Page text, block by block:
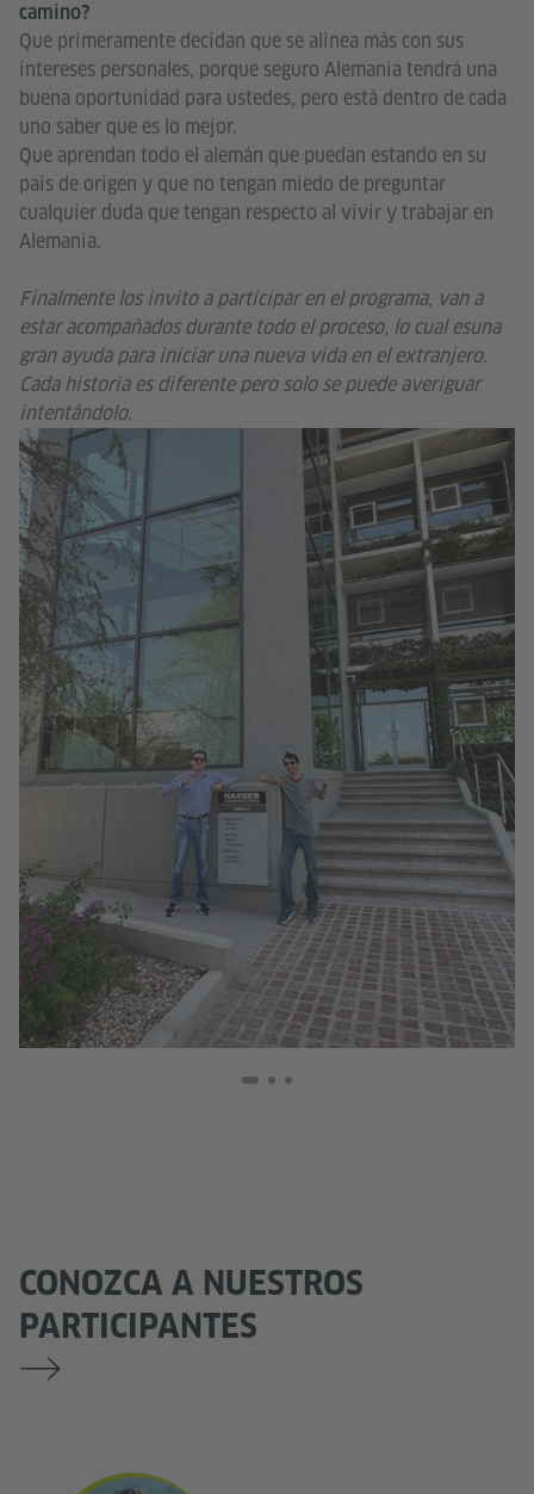
camino?
Que primeramente decidan que se alinea más con sus
intereses personales, porque seguro Alemania tendrá una
buena oportunidad para ustedes, pero está dentro de cada
uno saber que es lo mejor.
Que aprendan todo el alemán que puedan estando en su
país de origen y que no tengan miedo de preguntar
cualquier duda que tengan respecto al vivir y trabajar en
Alemania.
Finalmente los invito a participar en el programa, van a
estar acompañados durante todo el proceso, lo cual esuna
gran ayuda para iniciar una nueva vida en el extranjero.
Cada historia es diferente pero solo se puede averiguar
intentándolo.
CONOZCA A NUESTROS
PARTICIPANTES